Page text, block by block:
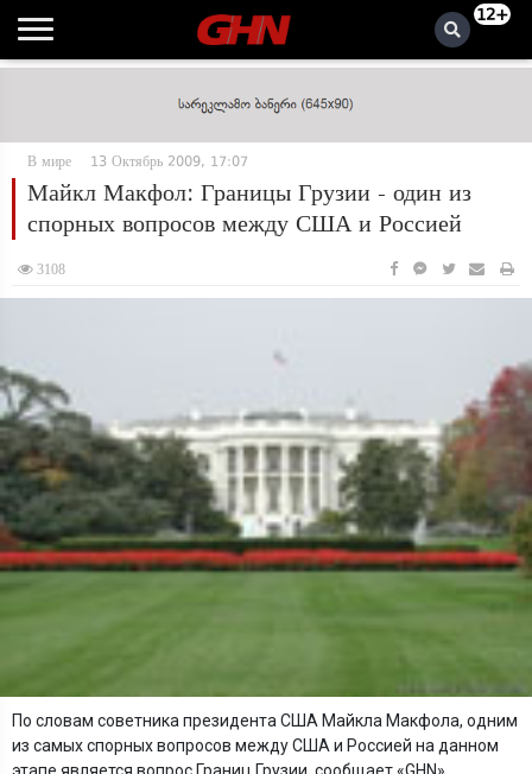
12+
В мире 13 Октябрь 2009, 17:07
Майкл Макфол: Границы Грузии - один из
спорных вопросов между США и Россией
3108
По словам советника президента США Майкла Макфола, одним
из самых спорных вопросов между США и Россией на данном